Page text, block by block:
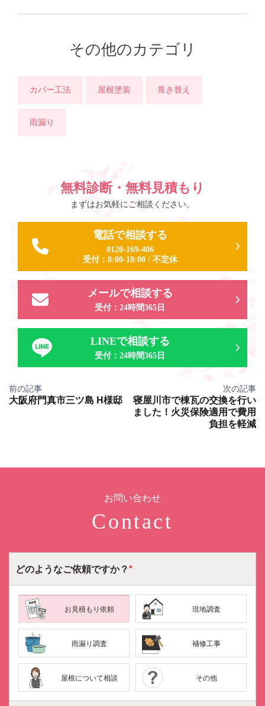
その他のカテゴリ
カバー工法 屋根塗装 葺き替え
雨漏り
無料診断・無料見積もり
まずはお気軽にご相談ください。
電話で相談する
0120-169-406
受付： 8:00-18:00/ 不定休
メールで相談する
受付：24時間365日
LINEで相談する
受付：24時間365日
投
稿
前の記事
大阪府門真市三ツ島 H様邸
次の記事
寝屋川市で棟瓦の交換を行い
ました！火災保険適用で費用
負担を軽減
お問い合わせ
Contact
どのようなご依頼ですか？*
お見積もり依頼 現地調査
雨漏り調査 補修工事
屋根について相談 その他